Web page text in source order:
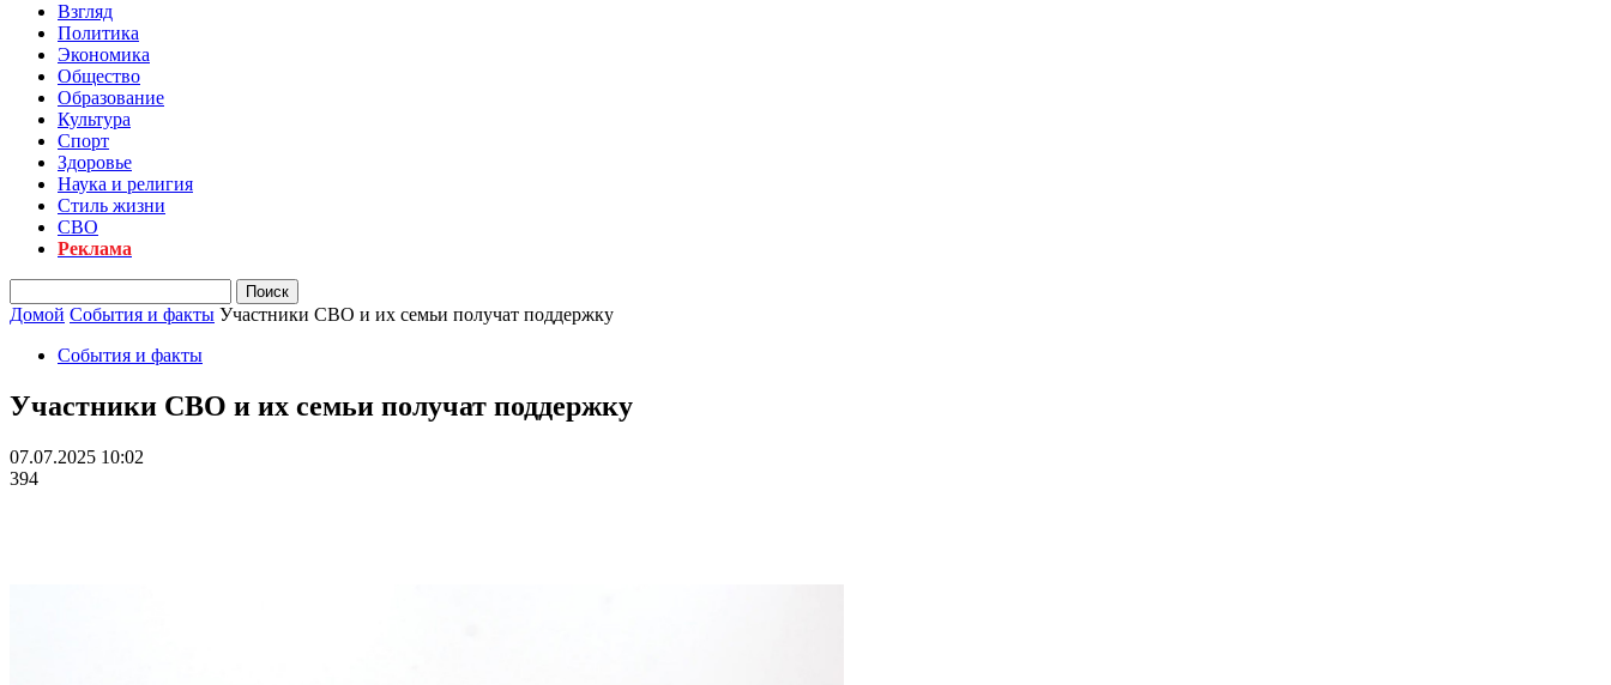
Взгляд
Политика
Экономика
Общество
Образование
Культура
Спорт
Здоровье
Наука и религия
Стиль жизни
СВО
Реклама
Домой События и факты Участники СВО и их семьи получат поддержку
События и факты
Участники СВО и их семьи получат поддержку
07.07.2025 10:02
394